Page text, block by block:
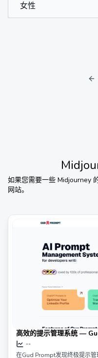
女性
如果您需要一些 Midjourney
网站。
高效的提示管理系统 —
--
在Gud Prompt发现终极提示